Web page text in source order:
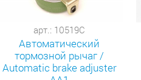
арт.: 10519C
Автоматический
тормозной рычаг /
Automatic brake adjuster